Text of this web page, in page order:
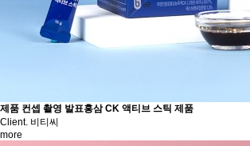
제품 컨셉 촬영 발표홍삼 CK 액티브 스틱 제품
Client. 비티씨
more